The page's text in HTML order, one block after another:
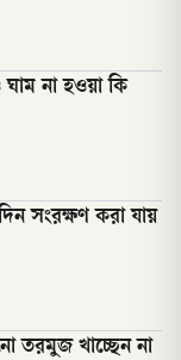
না হওয়া কি
সংরক্ষণ করা যায়
তরমুজ খাচ্ছেন না